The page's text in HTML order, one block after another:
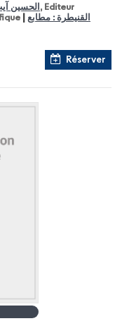
الحسين , Editeur
القنيطرة : مطابع
Réserver